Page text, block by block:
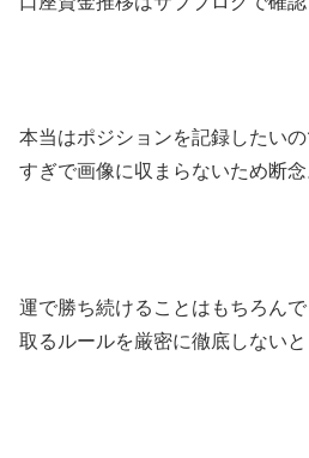
本当はポジションを記録したい
すぎで画像に収まらないため断念
運で勝ち続けることはもちろん
取るルールを厳密に徹底しないと